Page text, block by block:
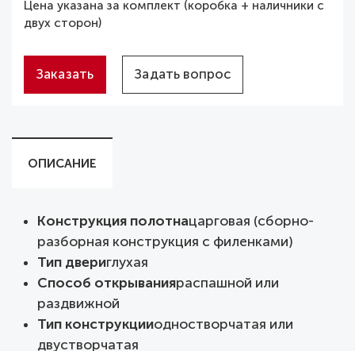
Цена указана за комплект (коробка + наличники с
двух сторон)
Заказать Задать вопрос
ОПИСАНИЕ
Конструкция полотнацарговая (сборно-
разборная конструкция с филенками)
Тип двериглухая
Способ открыванияраспашной или
раздвижной
Тип конструкцииодностворчатая или
двустворчатая